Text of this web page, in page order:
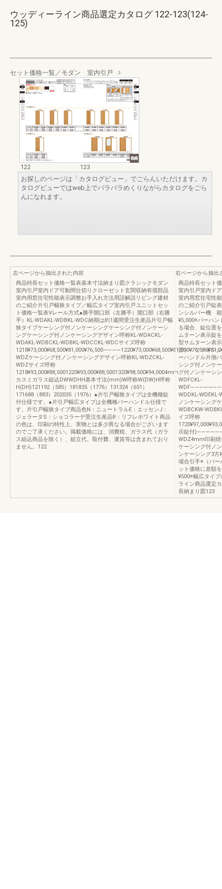
ウッディーライン商品選定カタログ 122-123(124-
125)
セット価格一覧／モダン 室内引戸
122
123
お探しのページは「カタログビュー」でごらんいただけます。カ
タログビューではweb上でパラパラめくりながらカタログをごら
んになれます。
左ページから抽出された内容
商品特長セット価格一覧表基本寸法納まり図クラシックモダン
室内引戸室内ドア可動間仕切りクローゼット玄関収納有償部品
室内用窓住宅性能表示調整お手入れ方法用語解説リビング建材
のご紹介片引戸幅狭タイプ／幅広タイプ室内引戸ユニットセッ
ト価格一覧表Vレール方式●勝手開口部（左勝手）開口部（右勝
手）KL-WDAKL-WDBKL-WDC納期は約1週間受注生産品片引戸幅
狭タイプケーシング付ノンケーシングケーシング付ノンケーシ
ングケーシング付ノンケーシングデザイン呼称KL-WDACKL-
WDAKL-WDBCKL-WDBKL-WDCCKL-WDCサイズ呼称
WDZケーシング付ノンケーシングデザイン呼称KL-WDZCKL-
WDZサイズ呼称
1218¥93,000¥88,5001220¥93,000¥88,5001320¥98,500¥94,0004mm
カスミガラス組込DWWDHH基本寸法(mm)W呼称W(DW)H呼称
H(DH)121192（585）181835（1776）131324（651）
171688（883）202035（1976）●片引戸幅狭タイプは全機種錠
付仕様です。●片引戸幅広タイプは全機種バーハンドル仕様で
す。片引戸幅狭タイプ商品色N：ニュートラルE：エッセンJ：
ジェラータS：ショコラーデ受注生産品R：リフレホワイト商品
の色は、印刷の特性上、実物とは多少異なる場合がございます
のでご了承ください。掲載価格には、消費税、ガラス代（ガラ
ス組込商品を除く）、組立代、取付費、運賃等は含まれており
ません。122
右ページから抽出
商品特長セット
室内引戸室内ド
室内用窓住宅性
のご紹介引戸錠
ンシルバー機
¥5,000※バーハン
る場合、錠位置
ムターン表示錠
型サムターン表
部）：ファイン
ーハンドル片側
シング付ノンケ
グ付ノンケーシ
WDFCKL-
WDDKL-
ノンケーシング
WDBCKW-
イズ呼称
示錠付
WDZ4mm印刷
ケーシング付ノ
ンケーシング3方
場合引手※（バー
ット価格に差額
¥500※幅広タイ
ライン商品選定
長納まり図123